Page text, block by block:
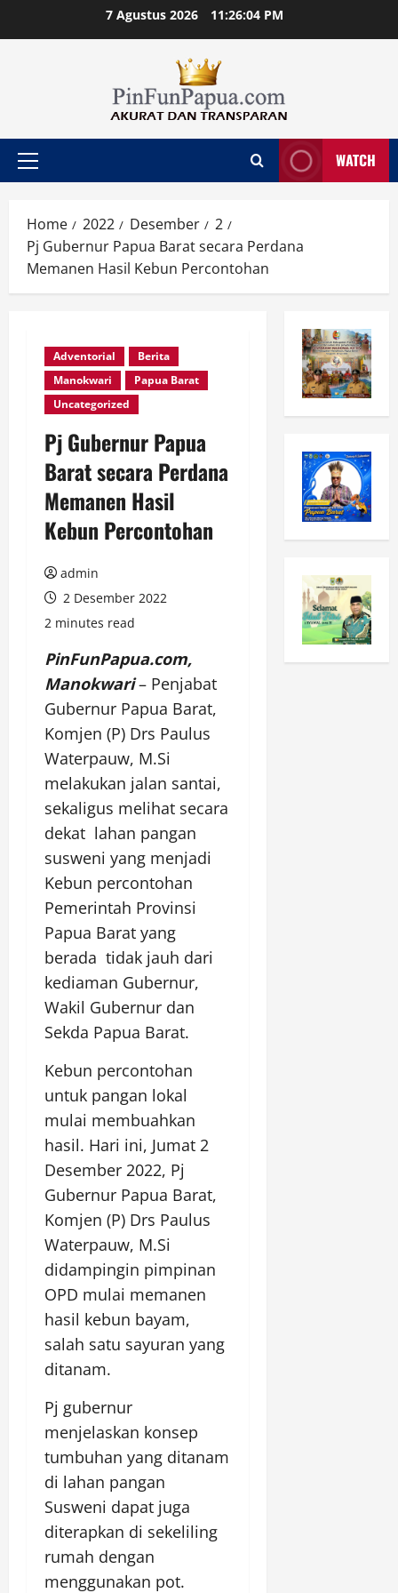
7 Agustus 2026 11:26:05 PM
Primary
WATCH
Home 2022 Desember
2
Pj Gubernur Papua Barat secara Perdana
Memanen Hasil Kebun Percontohan
Adventorial
Berita
Manokwari
Papua Barat
Uncategorized
Pj Gubernur Papua
Barat secara Perdana
Memanen Hasil
Kebun Percontohan
admin
2 Desember 2022
2 minutes read
PinFunPapua.com,
Manokwari– Penjabat
Gubernur Papua Barat,
Komjen (P) Drs Paulus
Waterpauw, M.Si
melakukan jalan santai,
sekaligus melihat secara
dekat lahan pangan
susweni yang menjadi
Kebun percontohan
Pemerintah Provinsi
Papua Barat yang
berada tidak jauh dari
kediaman Gubernur,
Wakil Gubernur dan
Sekda Papua Barat.
Kebun percontohan
untuk pangan lokal
mulai membuahkan
hasil. Hari ini, Jumat 2
Desember 2022, Pj
Gubernur Papua Barat,
Komjen (P) Drs Paulus
Waterpauw, M.Si
didampingin pimpinan
OPD mulai memanen
hasil kebun bayam,
salah satu sayuran yang
ditanam.
Pj gubernur
menjelaskan konsep
tumbuhan yang ditanam
di lahan pangan
Susweni dapat juga
diterapkan di sekeliling
rumah dengan
menggunakan pot.